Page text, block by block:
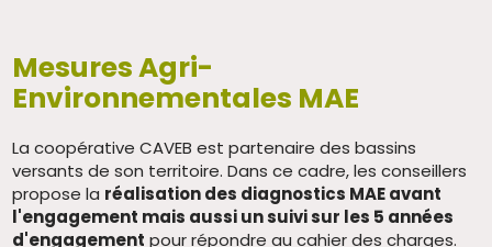
Mesures Agri-
Environnementales MAE
La coopérative CAVEB est partenaire des bassins
versants de son territoire. Dans ce cadre, les conseillers
propose la réalisation des diagnostics MAE avant
l'engagement mais aussi un suivi sur les 5 années
d'engagement pour répondre au cahier des charges.